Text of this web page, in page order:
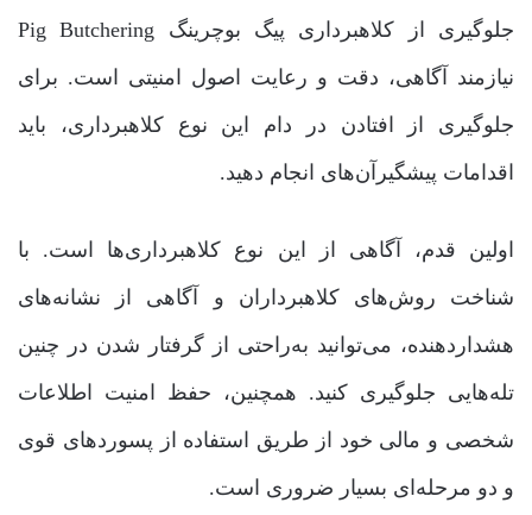
جلوگیری از کلاهبرداری پیگ بوچرینگ Pig Butchering
نیازمند آگاهی، دقت و رعایت اصول امنیتی است. برای
جلوگیری از افتادن در دام این نوع کلاهبرداری، باید
اقدامات پیشگیرآن‌های انجام دهید.
اولین قدم، آگاهی از این نوع کلاهبرداری‌ها است. با
شناخت روش‌های کلاهبرداران و آگاهی از نشانه‌های
هشداردهنده، می‌توانید به‌راحتی از گرفتار شدن در چنین
تله‌هایی جلوگیری کنید. همچنین، حفظ امنیت اطلاعات
شخصی و مالی خود از طریق استفاده از پسوردهای قوی
و دو مرحله‌ای بسیار ضروری است.